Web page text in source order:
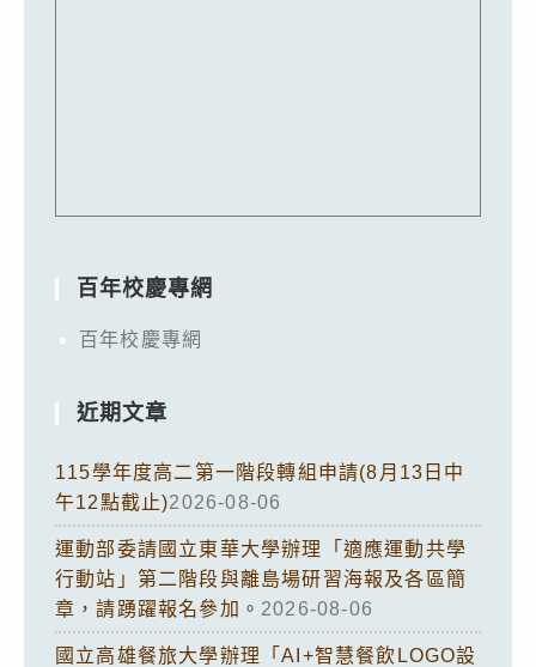
百年校慶專網
百年校慶專網
近期文章
115學年度高二第一階段轉組申請(8月13日中
午12點截止)2026-08-06
運動部委請國立東華大學辦理「適應運動共學
行動站」第二階段與離島場研習海報及各區簡
章，請踴躍報名參加。 2026-08-06
國立高雄餐旅大學辦理「AI+智慧餐飲LOGO設